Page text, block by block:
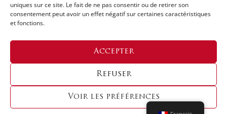
uniques sur ce site. Le fait de ne pas consentir ou de retirer son
consentement peut avoir un effet négatif sur certaines caractéristiques
et fonctions.
Accepter
Refuser
Voir les préférences